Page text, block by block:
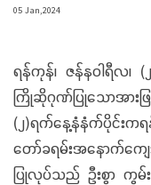
05 Jan,2024
ရန်ကုန်၊ ဇန်နဝါရီလ၊
ကြိုဆိုဂုဏ်ပြုသောအာ
(၂)ရက်နေ့နံနံက်ပိုင်းကရ
တော်ခရမ်းအနောက်ကျ
ပြုလုပ်သည် ဦးစွာ ကွမ်း